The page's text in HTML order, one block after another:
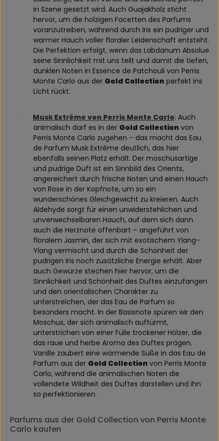
in Szene gesetzt wird. Auch Guajakholz sticht
hervor, um die holzigen Facetten des Parfums
voranzutreiben, während durch Iris ein pudriger und
warmer Hauch voller floraler Leidenschaft entsteht.
Die Perfektion erfolgt, wenn das Labdanum Absolue
seine Sinnlichkeit mit uns teilt und damit die tiefen,
dunklen Noten in Essence de Patchouli von Perris
Monte Carlo aus der Gold Collection perfekt ins
Licht rückt.
· Musk Extrême von Perris Monte Carlo: Auch
animalisch darf es in der Gold Collection von
Perris Monte Carlo zugehen – das macht das Eau
de Parfum Musk Extrême deutlich, das hier
ebenfalls seinen Platz erhält. Der moschusartige
und pudrige Duft ist ein Sinnbild des Orients,
angereichert durch frische Noten und einen Hauch
von Rose in der Kopfnote, um so ein
wunderschönes Gleichgewicht zu kreieren. Auch
Aldehyde sorgt für einen unwiderstehlichen und
unverwechselbaren Hauch, auf dem sich dann
auch die Herznote offenbart – angeführt von
floralem Jasmin, der sich mit exotischem Ylang-
Ylang vermischt und durch die Schönheit der
pudrigen Iris noch zusätzliche Energie erhält. Aber
auch Gewürze stechen hier hervor, um die
Sinnlichkeit und Schönheit des Duftes einzufangen
und den orientalischen Charakter zu
unterstreichen, der das Eau de Parfum so
besonders macht. In der Basisnote spüren wir den
Moschus, der sich animalisch auftürmt,
unterstrichen von einer Fülle trockener Hölzer, die
das raue und herbe Aroma des Duftes prägen.
Vanille zaubert eine wärmende Süße in das Eau de
Parfum aus der Gold Collection von Perris Monte
Carlo, während die animalischen Noten die
vollendete Wildheit des Duftes darstellen und ihn
so perfektionieren.
Parfums aus der Gold Collection von Perris Monte
Carlo kaufen